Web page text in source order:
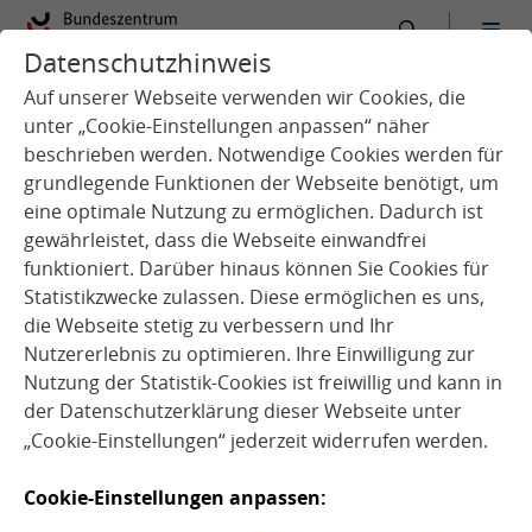
Datenschutzhinweis
Auf unserer Webseite verwenden wir Cookies, die
unter „Cookie-Einstellungen anpassen“ näher
beschrieben werden. Notwendige Cookies werden für
grundlegende Funktionen der Webseite benötigt, um
eine optimale Nutzung zu ermöglichen. Dadurch ist
gewährleistet, dass die Webseite einwandfrei
funktioniert. Darüber hinaus können Sie Cookies für
Statistikzwecke zulassen. Diese ermöglichen es uns,
die Webseite stetig zu verbessern und Ihr
Nutzererlebnis zu optimieren. Ihre Einwilligung zur
Nutzung der Statistik-Cookies ist freiwillig und kann in
der Datenschutzerklärung dieser Webseite unter
„Cookie-Einstellungen“ jederzeit widerrufen werden.
Cookie-Einstellungen anpassen:
:
03.06.2026